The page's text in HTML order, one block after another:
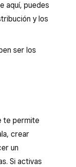
aquí, puedes
y los
ser los
te permite
crear
un
Si activas